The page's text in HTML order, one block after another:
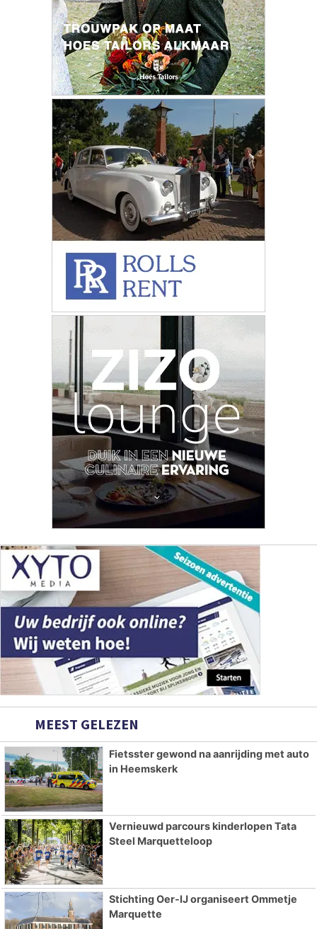
MEEST GELEZEN
Fietsster gewond na aanrijding met auto
in Heemskerk
Vernieuwd parcours kinderlopen Tata
Steel Marquetteloop
Stichting Oer-IJ organiseert Ommetje
Marquette